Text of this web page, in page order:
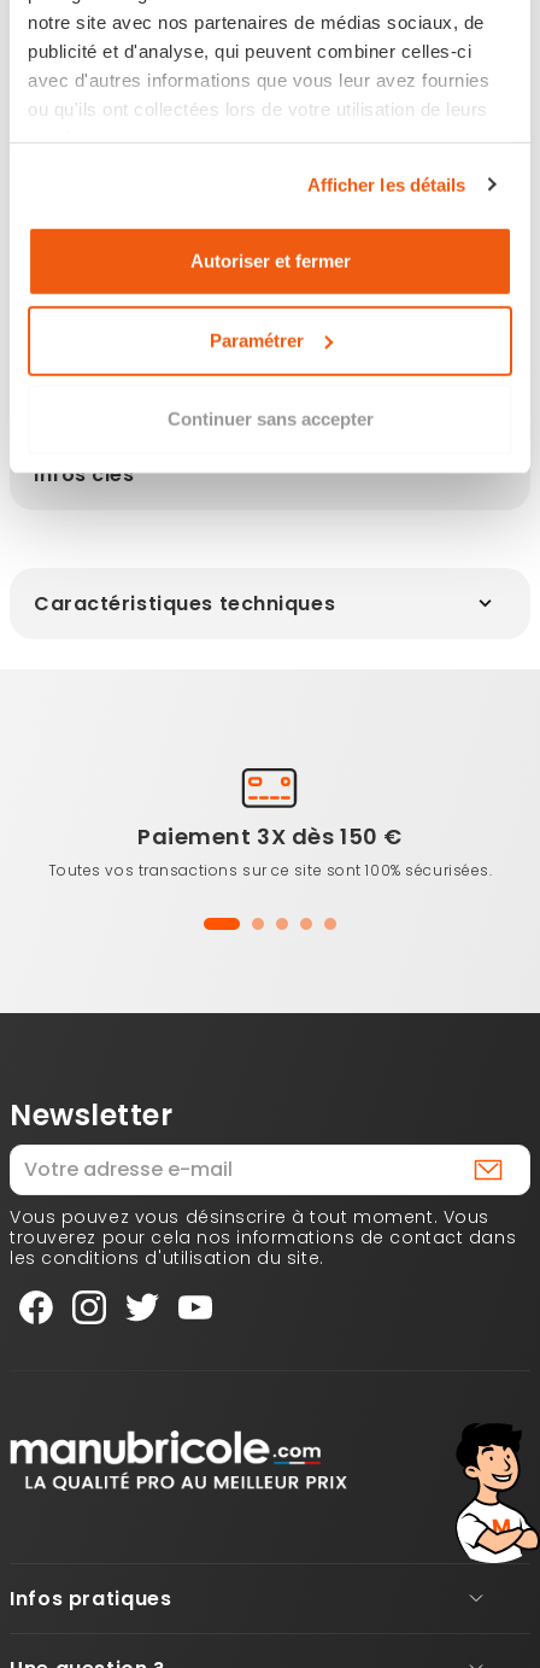
notre site avec nos partenaires de médias sociaux, de
publicité et d'analyse, qui peuvent combiner celles-ci
avec d'autres informations que vous leur avez fournies
ou qu'ils ont collectées lors de votre utilisation de leurs
Afficher les détails
Autoriser et fermer
Paramétrer
Continuer sans accepter
Livraison en 24/48h
Retour sous 14 jours
Les points clés
Description
Infos clés
Caractéristiques techniques
Paiement 3X dès 150 €
Toutes vos transactions sur ce site sont 100% sécurisées.
Newsletter
Vous pouvez vous désinscrire à tout moment. Vous
trouverez pour cela nos informations de contact dans
les conditions d'utilisation du site.
Infos pratiques